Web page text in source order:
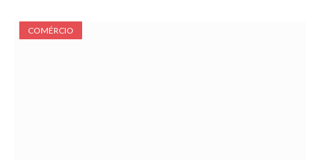
COMÉRCIO